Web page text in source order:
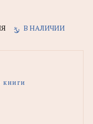
В НАЛИЧИИ
книги